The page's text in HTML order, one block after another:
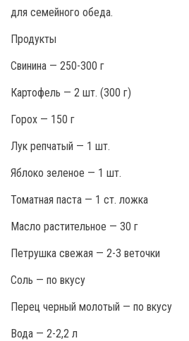
для семейного обеда.
Продукты
Свинина — 250-300 г
Картофель — 2 шт. (300 г)
Горох — 150 г
Лук репчатый — 1 шт.
Яблоко зеленое — 1 шт.
Томатная паста — 1 ст. ложка
Масло растительное — 30 г
Петрушка свежая — 2-3 веточки
Соль — по вкусу
Перец черный молотый — по вкусу
Вода — 2-2,2 л